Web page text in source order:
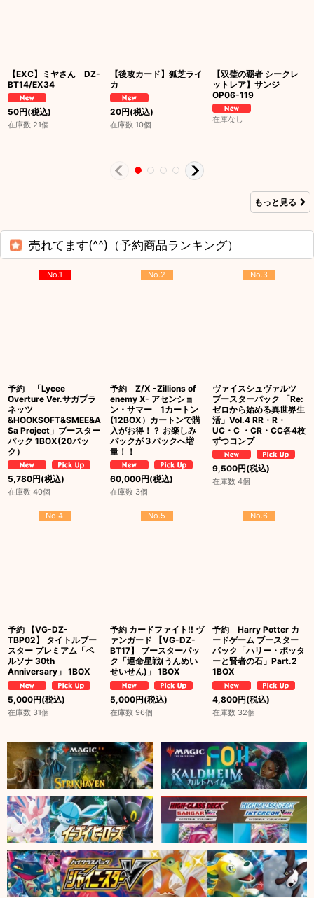
【EXC】ミヤさん DZ-
BT14/EX34
50円(税込)
在庫数 21個
【後攻カード】狐芝ライ
カ
20円(税込)
在庫数 10個
【双璧の覇者 シークレ
ットレア】サンジ
OP06-119
在庫なし
もっと見る
売れてます(^^)（予約商品ランキング）
No.1
予約 「Lycee
Overture Ver.サガプラ
ネッツ
&HOOKSOFT&SMEE&A
Sa Project」ブースター
パック 1BOX(20パッ
ク）
5,780円(税込)
在庫数 40個
No.2
予約 Z/X -Zillions of
enemy X- アセンショ
ン・サマー 1カートン
(12BOX）カートンで購
入がお得！？ お楽しみ
パックが３パックへ増
量！！
60,000円(税込)
在庫数 3個
No.3
ヴァイスシュヴァルツ
ブースターパック 「Re:
ゼロから始める異世界生
活」Vol.4 RR・R・
UC・C ・CR・CC各4枚
ずつコンプ
9,500円(税込)
在庫数 4個
No.4
予約 【VG-DZ-
TBP02】 タイトルブー
スター プレミアム「ペ
ルソナ 30th
Anniversary」 1BOX
5,000円(税込)
在庫数 31個
No.5
予約 カードファイト!! ヴ
ァンガード 【VG-DZ-
BT17】 ブースターパッ
ク「運命星戦(うんめい
せいせん)」 1BOX
5,000円(税込)
在庫数 96個
No.6
予約 Harry Potter カ
ードゲーム ブースター
パック「ハリー・ポッタ
ーと賢者の石」Part.2
1BOX
4,800円(税込)
在庫数 32個